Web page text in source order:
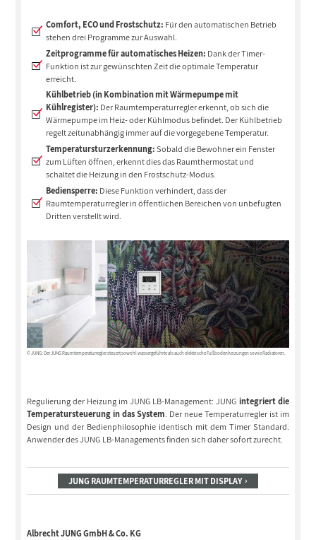
Comfort, ECO und Frostschutz: Für den automatischen Betrieb
stehen drei Programme zur Auswahl.
Zeitprogramme für automatisches Heizen: Dank der Timer-
Funktion ist zur gewünschten Zeit die optimale Temperatur
erreicht.
Kühlbetrieb (in Kombination mit Wärmepumpe mit
Kühlregister): Der Raumtemperaturregler erkennt, ob sich die
Wärmepumpe im Heiz- oder Kühlmodus befindet. Der Kühlbetrieb
regelt zeitunabhängig immer auf die vorgegebene Temperatur.
Temperatursturzerkennung:Sobald die Bewohner ein Fenster
zum Lüften öffnen, erkennt dies das Raumthermostat und
schaltet die Heizung in den Frostschutz-Modus.
Bediensperre: Diese Funktion verhindert, dass der
Raumtemperaturregler in öffentlichen Bereichen von unbefugten
Dritten verstellt wird.
© JUNG: Der JUNG Raumtemperaturregler steuert sowohl wassergeführte als auch elektrische Fußbodenheizungen sowie Radiatoren.
Regulierung der Heizung im JUNG LB-Management: JUNGintegriert die
Temperatursteuerung in das System. Der neue Temperaturregler ist im
Design und der Bedienphilosophie identisch mit dem Timer Standard.
Anwender des JUNG LB-Managements finden sich daher sofort zurecht.
JUNG RAUMTEMPERATURREGLER MIT DISPLAY
Albrecht JUNG GmbH & Co. KG